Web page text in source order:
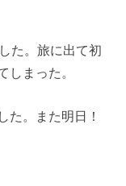
た。旅に出て初
しまった。
た。また明日！